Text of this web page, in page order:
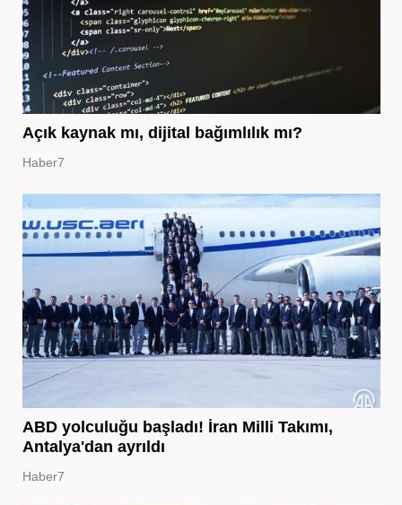
Açık kaynak mı, dijital bağımlılık mı?
Haber7
ABD yolculuğu başladı! İran Milli Takımı,
Antalya'dan ayrıldı
Haber7